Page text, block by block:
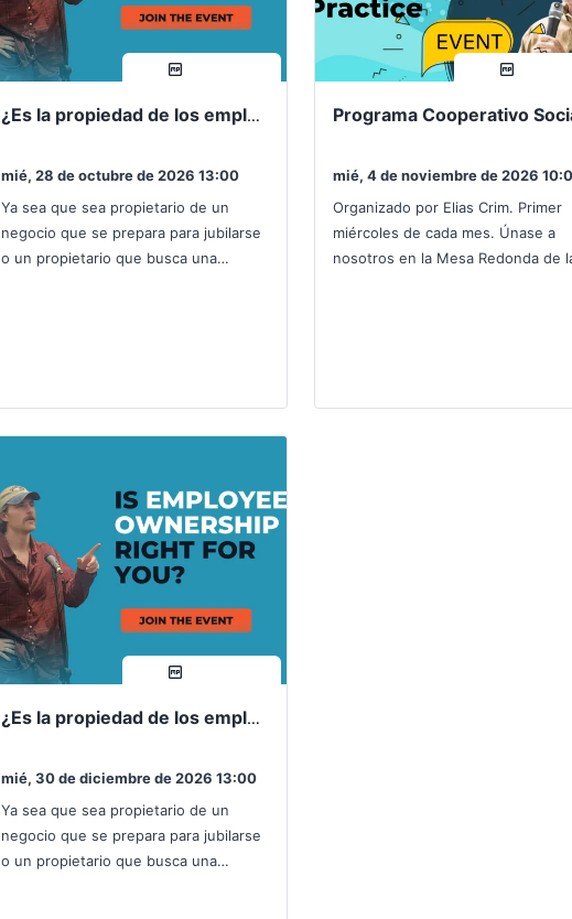
compartir
¿Es la propiedad de los empleados adecuada para usted?
mié, 28 de octubre de 2026 13:00
Ya sea que sea propietario de un
negocio que se prepara para jubilarse
o un propietario que busca una
mié, 4 de noviembre de 2026
Organizado por Elias Crim. Primer
miércoles de cada mes. Únase a
nosotros en la Mesa Redonda de
compartir
¿Es la propiedad de los empleados adecuada para usted?
mié, 30 de diciembre de 2026 13:00
Ya sea que sea propietario de un
negocio que se prepara para jubilarse
o un propietario que busca una